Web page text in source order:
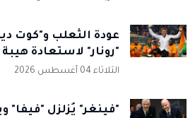
عودة الثعلب و"كوت
"رونار" لاستعادة هيبة
الثلاثاء 04 أغسطس 2026
"فينغر" يُزلزل "فيفا"